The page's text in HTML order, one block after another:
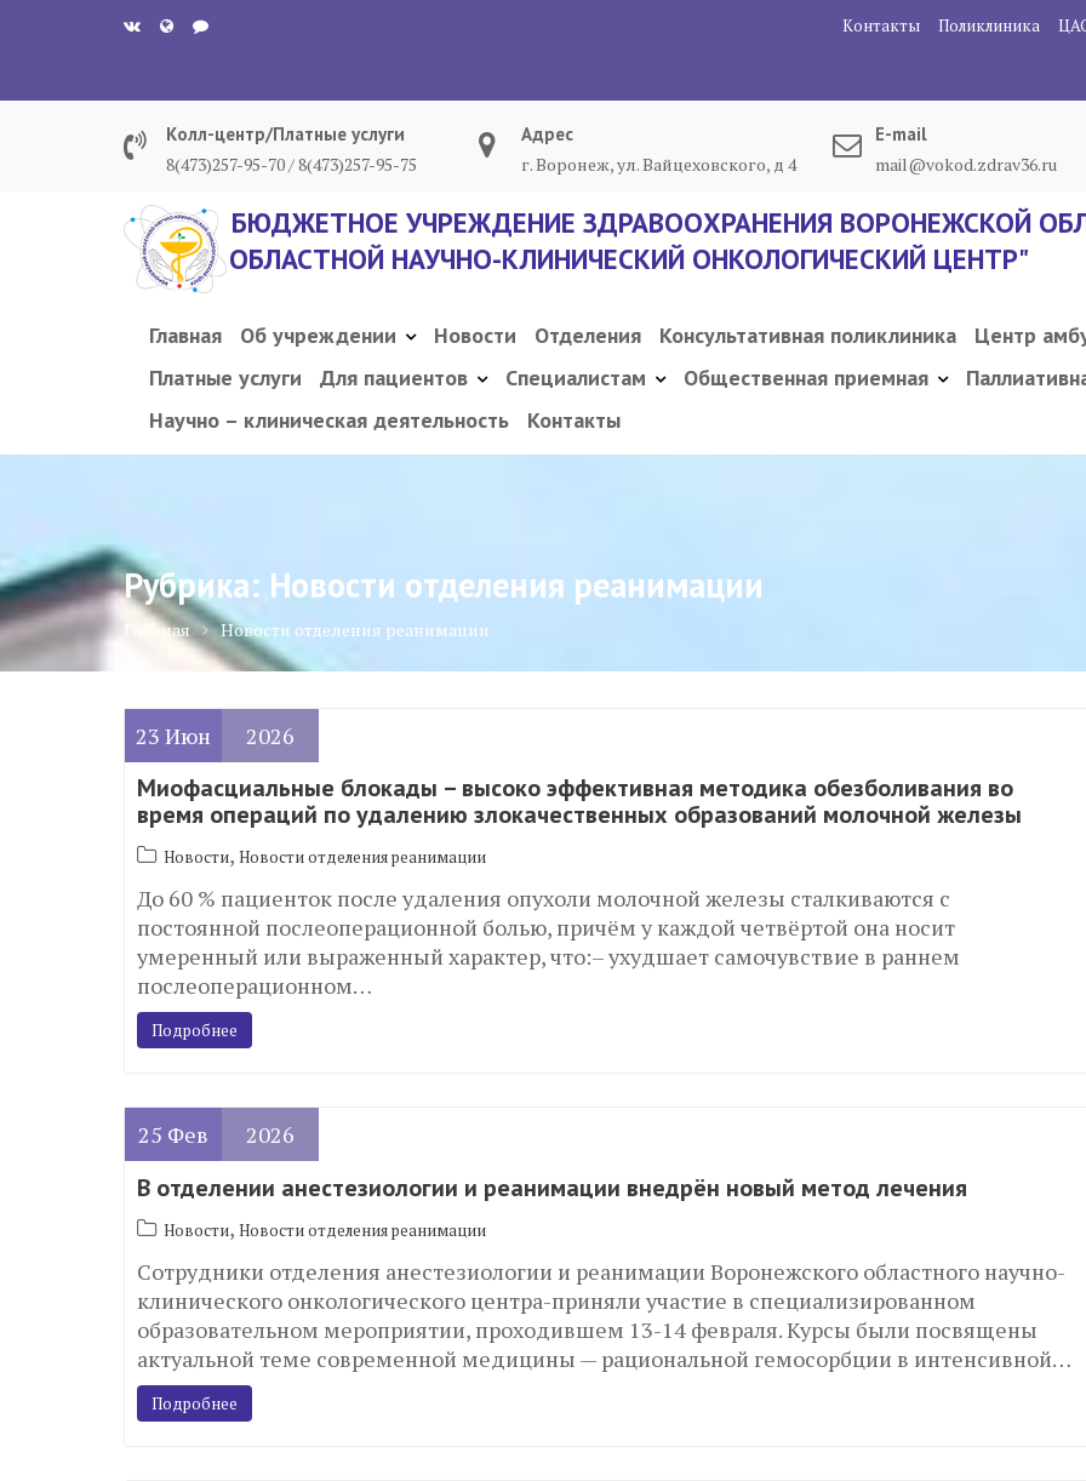
Контакты Поликлиника
Колл-центр/Платные услуги
8(473)257-95-70 / 8(473)257-95-75
Адрес
г. Воронеж, ул. Вайцеховского, д 4
E-mail
mail@vokod.zdrav36.ru
БЮДЖЕТНОЕ УЧРЕЖДЕНИЕ ЗДРАВООХРАНЕНИЯ ВОРОНЕЖСКОЙ
ОБЛАСТНОЙ НАУЧНО-КЛИНИЧЕСКИЙ ОНКОЛОГИЧЕСКИЙ ЦЕНТР"
Главная Об учреждении Новости Отделения Консультативная поликлиника
Центр
Платные услуги
Для пациентов Специалистам Общественная приемная
Научно – клиническая деятельность
Контакты
Рубрика: Новости отделения реанимации
Главная Новости отделения реанимации
23 Июн 2026
Миофасциальные блокады – высоко эффективная методика обезболивания во
время операций по удалению злокачественных образований молочной железы
Новости, Новости отделения реанимации
До 60 % пациенток после удаления опухоли молочной железы сталкиваются с
постоянной послеоперационной болью, причём у каждой четвёртой она носит
умеренный или выраженный характер, что:– ухудшает самочувствие в раннем
послеоперационном…
Подробнее
25 Фев 2026
В отделении анестезиологии и реанимации внедрён новый метод лечения
Новости, Новости отделения реанимации
Сотрудники отделения анестезиологии и реанимации Воронежского областного научно-
клинического онкологического центра-приняли участие в специализированном
образовательном мероприятии, проходившем 13-14 февраля. Курсы были посвящены
актуальной теме современной медицины — рациональной гемосорбции в интенсивной…
Подробнее